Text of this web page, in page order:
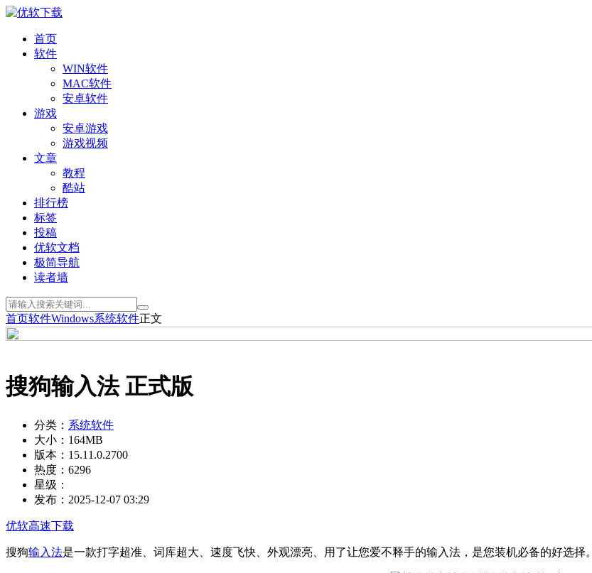
首页
软件
WIN软件
MAC软件
安卓软件
游戏
安卓游戏
游戏视频
文章
教程
酷站
排行榜
标签
投稿
优软文档
极简导航
读者墙
首页软件Windows系统软件正文
搜狗输入法 正式版
分类： 系统软件
大小： 164MB
版本： 15.11.0.2700
热度： 6296
星级：
发布： 2025-12-07 03:29
优软高速下载
搜狗输入法是一款打字超准、词库超大、速度飞快、外观漂亮、用了让您爱不释手的输入法，是您装机必备的好选择。